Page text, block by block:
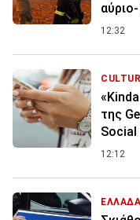
12:32
της
Social
12:12
ΕΛΛΑΔΑ